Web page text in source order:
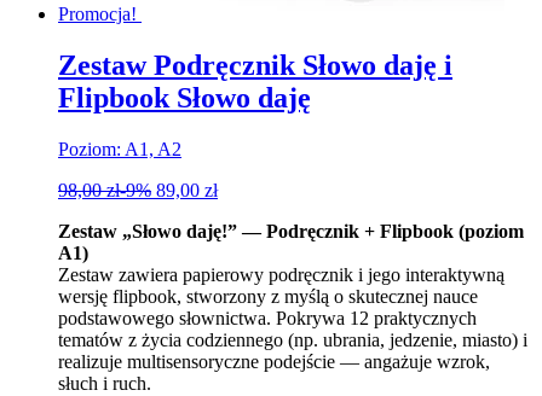
Promocja!
Zestaw Podręcznik Słowo daję i
Flipbook Słowo daję
Poziom: A1, A2
98,00zł-9% 89,00 zł
Zestaw „Słowo daję!” — Podręcznik + Flipbook (poziom
A1)
Zestaw zawiera papierowy podręcznik i jego interaktywną
wersję flipbook, stworzony z myślą o skutecznej nauce
podstawowego słownictwa. Pokrywa 12 praktycznych
tematów z życia codziennego (np. ubrania, jedzenie, miasto) i
realizuje multisensoryczne podejście — angażuje wzrok,
słuch i ruch.